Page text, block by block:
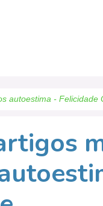
autoestima - Felicidade